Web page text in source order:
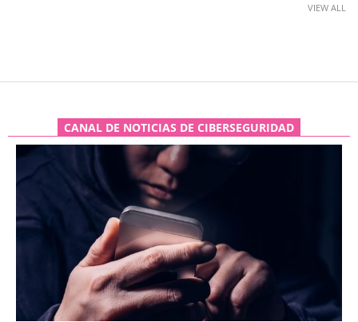
VIEW ALL
CANAL DE NOTICIAS DE CIBERSEGURIDAD